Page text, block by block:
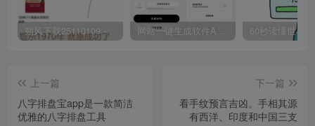
朔风下载25110109 -磁力下载神器-去VIP限制版本 网站一键生成软件APP 完美版 同时支持打包html文件
上一篇
八字排盘宝app是一款简洁
优雅的八字排盘工具
下一篇
看手纹预言吉凶。手相其源
有西洋、印度和中国三支